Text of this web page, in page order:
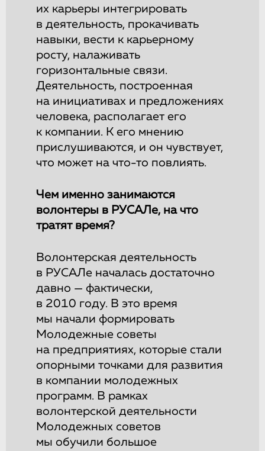
их карьеры интегрировать
в деятельность, прокачивать
навыки, вести к карьерному
росту, налаживать
горизонтальные связи.
Деятельность, построенная
на инициативах и предложениях
человека, располагает его
к компании. К его мнению
прислушиваются, и он чувствует,
что может на что-то повлиять.
Чем именно занимаются
волонтеры в РУСАЛе, на что
тратят время?
Волонтерская деятельность
в РУСАЛе началась достаточно
давно — фактически,
в 2010 году. В это время
мы начали формировать
Молодежные советы
на предприятиях, которые стали
опорными точками для развития
в компании молодежных
программ. В рамках
волонтерской деятельности
Молодежных советов
мы обучили большое